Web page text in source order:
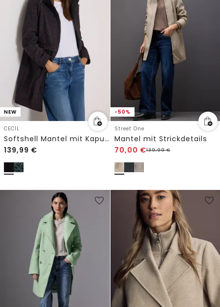
NEW
CECIL
Softshell Mantel mit Kapuze und Leo-Muster
139,99 €
-50%
Street One
Mantel mit Strickdetails
70,00 €139,99€